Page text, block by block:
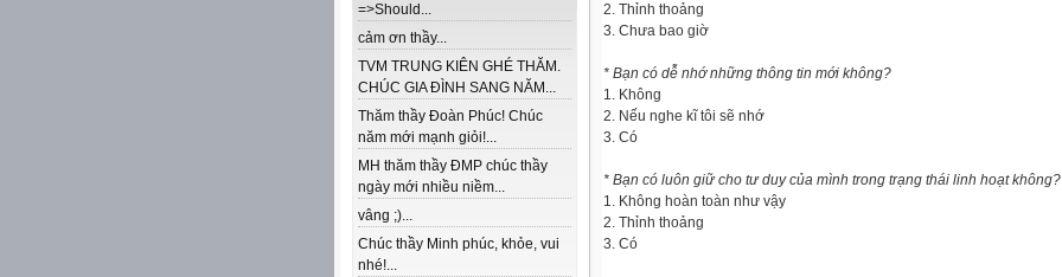
=>Should...
cảm ơn thầy...
TVM TRUNG KIÊN GHÉ THĂM.
CHÚC GIA ĐÌNH SANG NĂM...
Thăm thầy Đoàn Phúc! Chúc
năm mới mạnh giỏi!...
MH thăm thầy ĐMP chúc thầy
ngày mới nhiều niềm...
vâng ;)...
Chúc thầy Minh phúc, khỏe, vui
nhé!...
2. Thỉnh thoảng
3. Chưa bao giờ
* Bạn có dễ nhớ những thông tin mới không?
1. Không
2. Nếu nghe kĩ tôi sẽ nhớ
3. Có
* Bạn có luôn giữ cho tư duy của mình trong trạng thái linh hoạt không?
1. Không hoàn toàn như vậy
2. Thỉnh thoảng
3. Có